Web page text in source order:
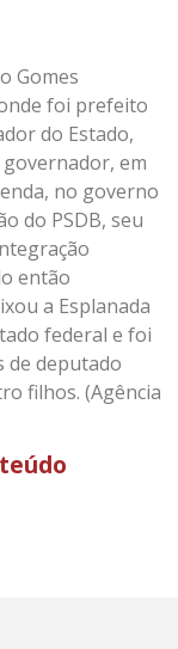
Gomes
foi prefeito
do Estado,
em
no governo
do PSDB, seu
então
a Esplanada
federal e foi
de deputado
filhos. (Agência